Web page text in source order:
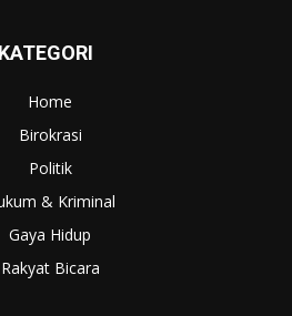
KATEGORI
Home
Birokrasi
Politik
& Kriminal
Gaya Hidup
Rakyat Bicara